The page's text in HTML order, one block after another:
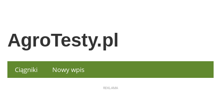
AgroTesty.pl
Ciągniki Nowy wpis